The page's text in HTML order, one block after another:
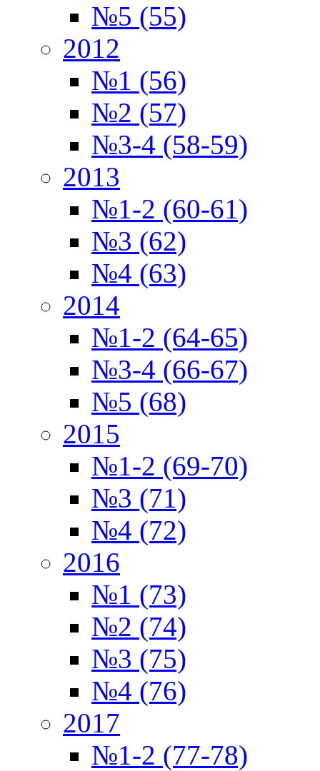
№5 (55)
2012
№1 (56)
№2 (57)
№3-4 (58-59)
2013
№1-2 (60-61)
№3 (62)
№4 (63)
2014
№1-2 (64-65)
№3-4 (66-67)
№5 (68)
2015
№1-2 (69-70)
№3 (71)
№4 (72)
2016
№1 (73)
№2 (74)
№3 (75)
№4 (76)
2017
№1-2 (77-78)